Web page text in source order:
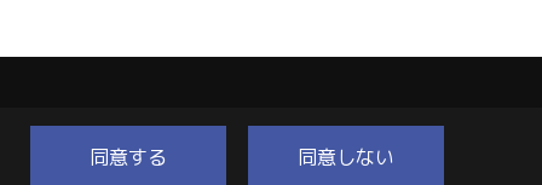
同意する 同意しない